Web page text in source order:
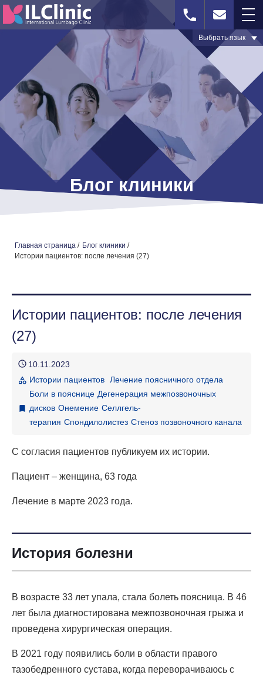
WhatsApp
Визуальная
диагностика
Форма
обратной
связи
ГЛАВНАЯ СТРАНИЦА
СЕЛЛГЕЛЬ-ТЕРАПИЯ
МЕЖПОЗВОНОЧНАЯ ГРЫЖА – ПРИЧИНЫ И МЕТОДЫ
ЛЕЧЕНИЯ
БЛОГ КЛИНИКИ
ГЛАВНАЯ СТРАНИЦА
МЕТОДЫ ЛЕЧЕНИЯ
О КЛИНИКЕ
О ЛЕЧЕНИИ В КЛИНИКЕ
КАК ДОБРАТЬСЯ
БЛОГ КЛИНИКИ
Выбрать язык
Блог клиники
Главная страница / Блог клиники /
Истории пациентов: после лечения (27)
Истории пациентов: после лечения
(27)
schedule 10.11.2023
category Истории пациентов Лечение поясничного отдела
bookmark
Боли в пояснице Дегенерация межпозвоночных
дисков Онемение Селлгель-
терапия Спондилолистез Стеноз позвоночного канала
С согласия пациентов публикуем их истории.
Пациент – женщина, 63 года
Лечение в марте 2023 года.
История болезни
В возрасте 33 лет упала, стала болеть поясница. В 46
лет была диагностирована межпозвоночная грыжа и
проведена хирургическая операция.
В 2021 году появились боли в области правого
тазобедренного сустава, когда переворачиваюсь с